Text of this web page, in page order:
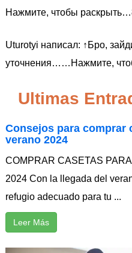
Нажмите, чтобы
Uturotyi написал: ↑Бро,
уточнения……Нажмите,
Ultimas
Consejos para comprar
verano 2024
COMPRAR CASETAS
2024 Con la llegada del
refugio adecuado para tu ...
Leer Más